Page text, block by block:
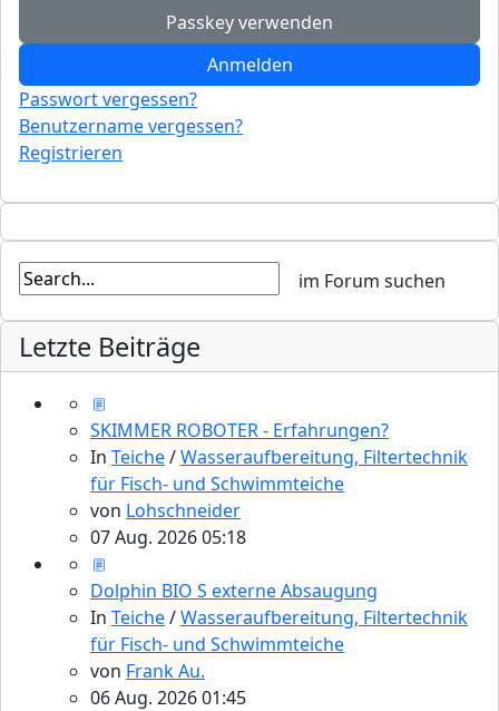
Passkey verwenden
Anmelden
Passwort vergessen?
Benutzername vergessen?
Registrieren
Letzte Beiträge
SKIMMER ROBOTER - Erfahrungen?
In Teiche/Wasseraufbereitung, Filtertechnik
für Fisch- und Schwimmteiche
von Lohschneider
07 Aug. 2026 05:18
Dolphin BIO S externe Absaugung
In Teiche/Wasseraufbereitung, Filtertechnik
für Fisch- und Schwimmteiche
von Frank Au.
06 Aug. 2026 01:45